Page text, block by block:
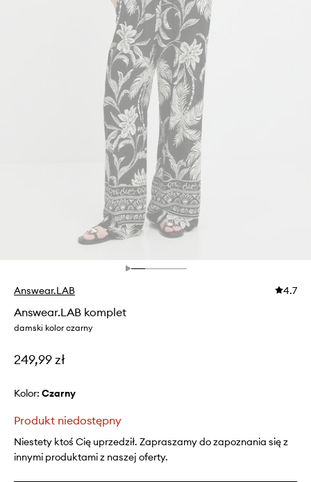
Answear.LAB 4.7
Answear.LAB komplet
damski kolor czarny
249,99 zł
Kolor: czarny
Produkt niedostępny
Niestety ktoś Cię uprzedził. Zapraszamy do zapoznania się z
innymi produktami z naszej oferty.